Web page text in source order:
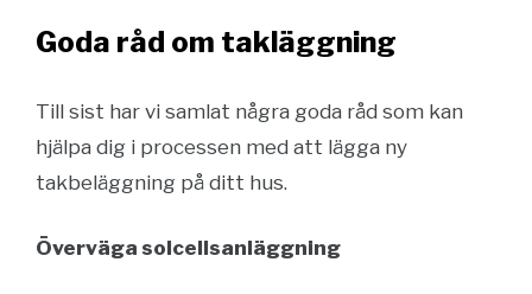
Goda råd om takläggning
Till sist har vi samlat några goda råd som kan
hjälpa dig i processen med att lägga ny
takbeläggning på ditt hus.
Överväga solcellsanläggning